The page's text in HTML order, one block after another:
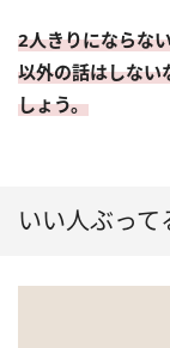
2人きりにならな
以外の話はしない
しょう。
いい人ぶっ